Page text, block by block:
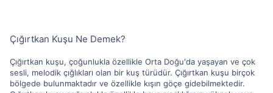
Çığırtkan Kuşu Ne Demek?
Çığırtkan kuşu, çoğunlukla özellikle Orta Doğu'da yaşayan ve çok
sesli, melodik çığlıkları olan bir kuş türüdür. Çığırtkan kuşu birçok
bölgede bulunmaktadır ve özellikle kışın göçe gidebilmektedir.